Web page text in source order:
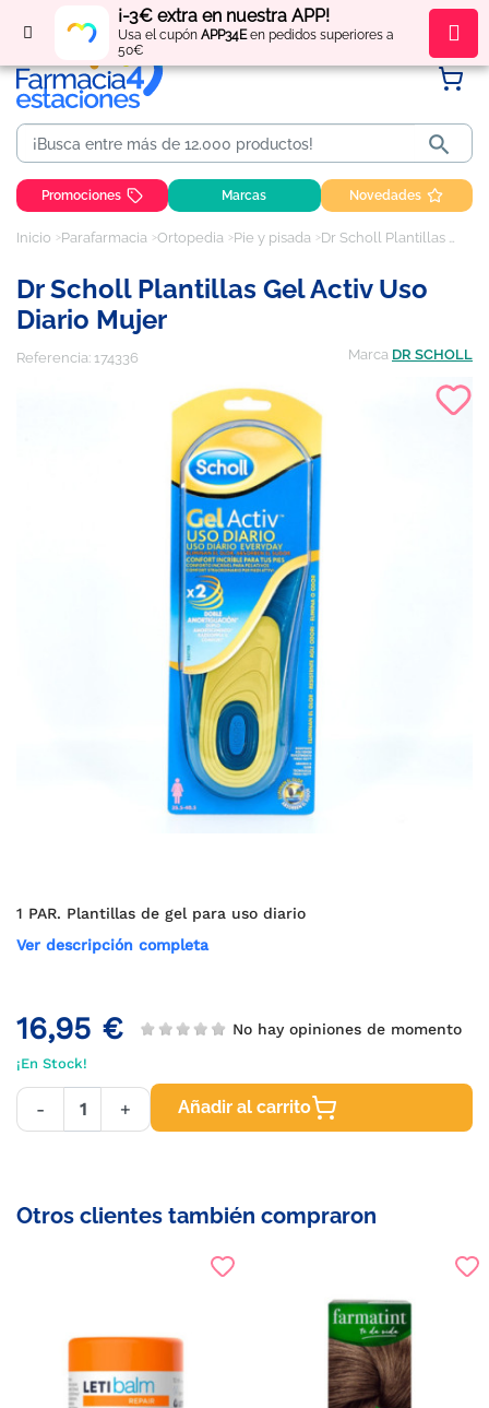
¡-3€ extra en nuestra APP!
Usa el cupón APP34Een pedidos superiores a
50€
Regístratey obténpuntos por tus compras

Promociones Marcas Novedades
Inicio Parafarmacia Ortopedia Pie y pisada Dr Scholl Plantillas Gel Activ Uso diario Mujer
Dr Scholl Plantillas Gel Activ Uso
Diario Mujer
Referencia: 174336 Marca DR SCHOLL
1 PAR. Plantillas de gel para uso diario
Ver descripción completa
16,95 € No hay opiniones de momento
¡En Stock!
- + Añadir al carrito
Otros clientes también compraron